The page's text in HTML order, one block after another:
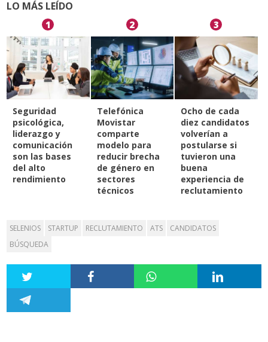
LO MÁS LEÍDO
1
Seguridad
psicológica,
liderazgo y
comunicación
son las bases
del alto
rendimiento
2
Telefónica
Movistar
comparte
modelo para
reducir brecha
de género en
sectores
técnicos
3
Ocho de cada
diez candidatos
volverían a
postularse si
tuvieron una
buena
experiencia de
reclutamiento
SELENIOS STARTUP RECLUTAMIENTO ATS
CANDIDATOS
BÚSQUEDA